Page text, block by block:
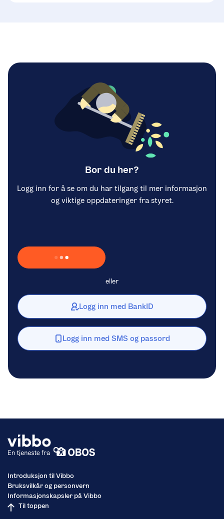
Bor du her?
Logg inn for å se om du har tilgang til mer informasjon
og viktige oppdateringer fra styret.
Laster inn Vipps …
eller
Logg inn med BankID
Logg inn med SMS og passord
Introduksjon til Vibbo
Bruksvilkår og personvern
Informasjonskapsler på Vibbo
Til toppen